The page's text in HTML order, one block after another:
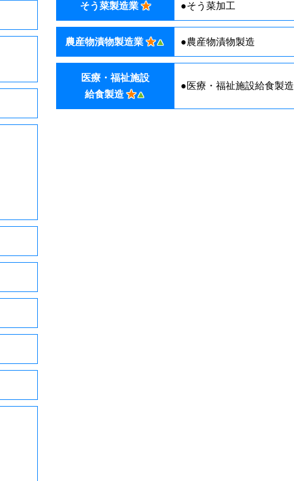
そう菜製造業★ ●そう菜加工
農産物漬物製造業★▲ ●農産物漬物製造
医療・福祉施設
給食製造★▲
●医療・福祉施設給食製造